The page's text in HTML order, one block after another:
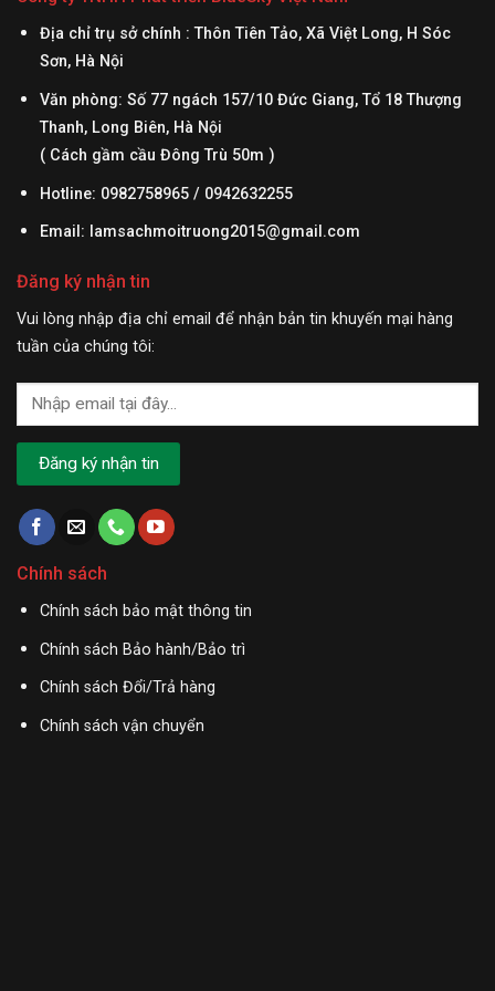
Địa chỉ trụ sở chính : Thôn Tiên Tảo, Xã Việt Long, H Sóc
Sơn, Hà Nội
Văn phòng: Số 77 ngách 157/10 Đức Giang, Tổ 18 Thượng
Thanh, Long Biên, Hà Nội
( Cách gầm cầu Đông Trù 50m )
Hotline: 0982758965 / 0942632255
Email: lamsachmoitruong2015@gmail.com
Đăng ký nhận tin
Vui lòng nhập địa chỉ email để nhận bản tin khuyến mại hàng
tuần của chúng tôi:
Chính sách
Chính sách bảo mật thông tin
Chính sách Bảo hành/Bảo trì
Chính sách Đổi/Trả hàng
Chính sách vận chuyển